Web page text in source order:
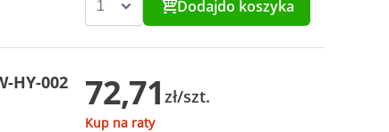
Dodajdo koszyka
HY-002 72,71 zł/szt.
Kup na raty